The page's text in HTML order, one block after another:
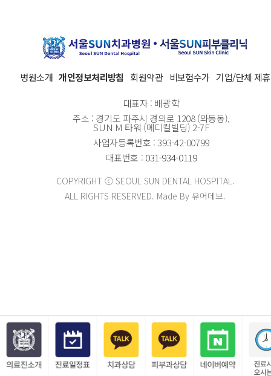
병원소개 개인정보처리방침 회원약관 비보험수가 기업/단체 제휴
대표자 : 배광학
주소 : 경기도 파주시 경의로 1208 (와동동),
SUN M 타워 (메디컬빌딩) 2-7F
사업자등록번호 : 393-42-00799
대표번호 : 031-934-0119
COPYRIGHT ⓒ SEOUL SUN DENTAL HOSPITAL.
ALL RIGHTS RESERVED. Made By 유어데브.